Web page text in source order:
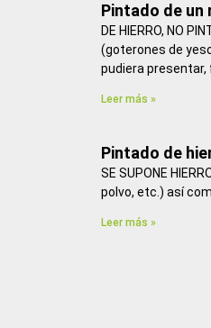
Pintado de un
DE HIERRO, NO
(goterones de
pudiera
Leer más »
Pintado de
SE SUPONE
polvo, etc.) así
Leer más »